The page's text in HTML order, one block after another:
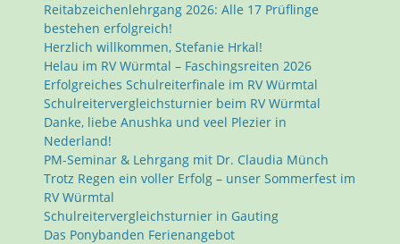
Reitabzeichenlehrgang 2026: Alle 17 Prüflinge
bestehen erfolgreich!
Herzlich willkommen, Stefanie Hrkal!
Helau im RV Würmtal – Faschingsreiten 2026
Erfolgreiches Schulreiterfinale im RV Würmtal
Schulreitervergleichsturnier beim RV Würmtal
Danke, liebe Anushka und veel Plezier in
Nederland!
PM-Seminar & Lehrgang mit Dr. Claudia Münch
Trotz Regen ein voller Erfolg – unser Sommerfest im
RV Würmtal
Schulreitervergleichsturnier in Gauting
Das Ponybanden Ferienangebot